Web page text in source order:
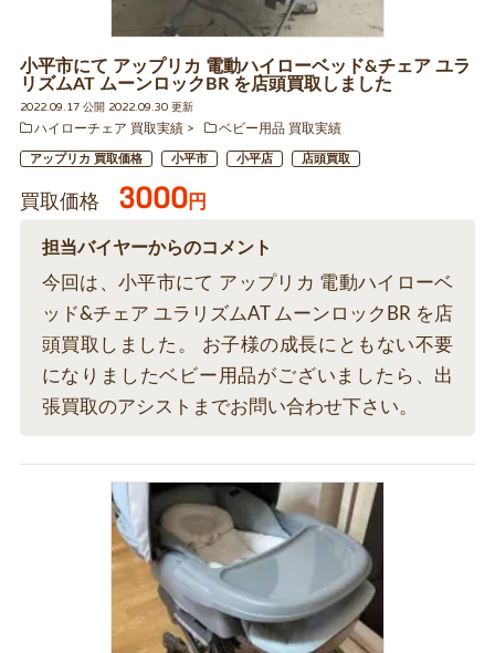
小平市にて アップリカ 電動ハイローベッド&チェア ユラ
リズムAT ムーンロックBR を店頭買取しました
2022.09.17 公開 2022.09.30 更新
ハイローチェア 買取実績
ベビー用品 買取実績
アップリカ 買取価格 小平市 小平店 店頭買取
買取価格 3000円
担当バイヤーからのコメント
今回は、小平市にて アップリカ 電動ハイローベ
ッド&チェア ユラリズムAT ムーンロックBR を店
頭買取しました。 お子様の成長にともない不要
になりましたベビー用品がございましたら、出
張買取のアシストまでお問い合わせ下さい。